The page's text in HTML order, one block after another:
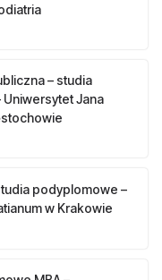
– studia
Jana
podyplomowe –
w Krakowie